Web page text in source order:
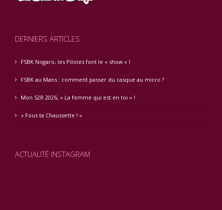
DERNIERS ARTICLES
FSBK Nogaro, les Pilotes font le « show » !
FSBK au Mans : comment passer du casque au micro ?
Mon S2R 2026, « La femme qui est en toi » !
« Fous ta Chaussette ! »
ACTUALITÉ INSTAGRAM